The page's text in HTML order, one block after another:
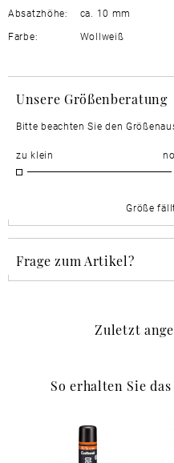
Absatzhöhe:
ca. 10 mm
Farbe:
Wollweiß
Unsere Größenberatung
Bitte beachten Sie den
zu klein
Größe
Frage zum Artikel?
Zuletzt
So erhalten Sie